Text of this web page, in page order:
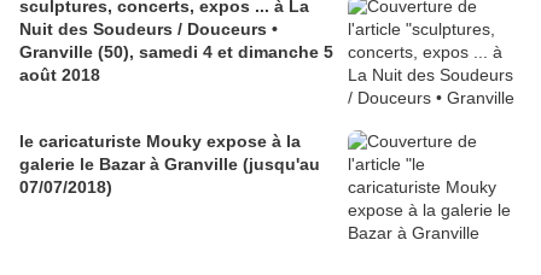
sculptures, concerts, expos ... à La
Nuit des Soudeurs / Douceurs •
Granville (50), samedi 4 et dimanche 5
août 2018
le caricaturiste Mouky expose à la
galerie le Bazar à Granville (jusqu'au
07/07/2018)